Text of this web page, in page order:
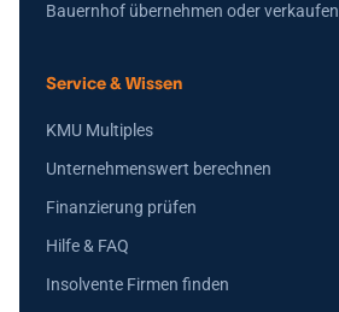
Bauernhof übernehmen oder verkaufen
Service & Wissen
KMU Multiples
Unternehmenswert berechnen
Finanzierung prüfen
Hilfe & FAQ
Insolvente Firmen finden